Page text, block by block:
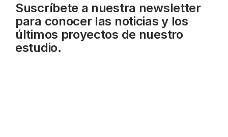
Suscríbete a nuestra newsletter
para conocer las noticias y los
últimos proyectos de nuestro
estudio.